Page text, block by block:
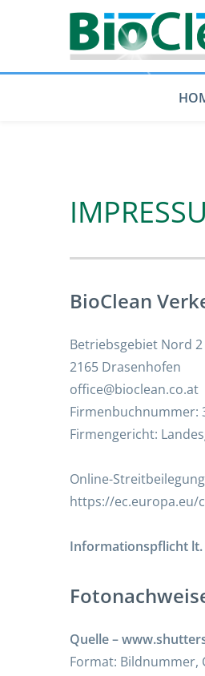
BioClean
Betriebsgebiet Nord 2
2165 Drasenhofen
office@bioclean.co.at
Firmenbuchnummer:
Firmengericht:
Online-
https://
Informationspflicht lt.
Quelle –
Format: Bildnummer,